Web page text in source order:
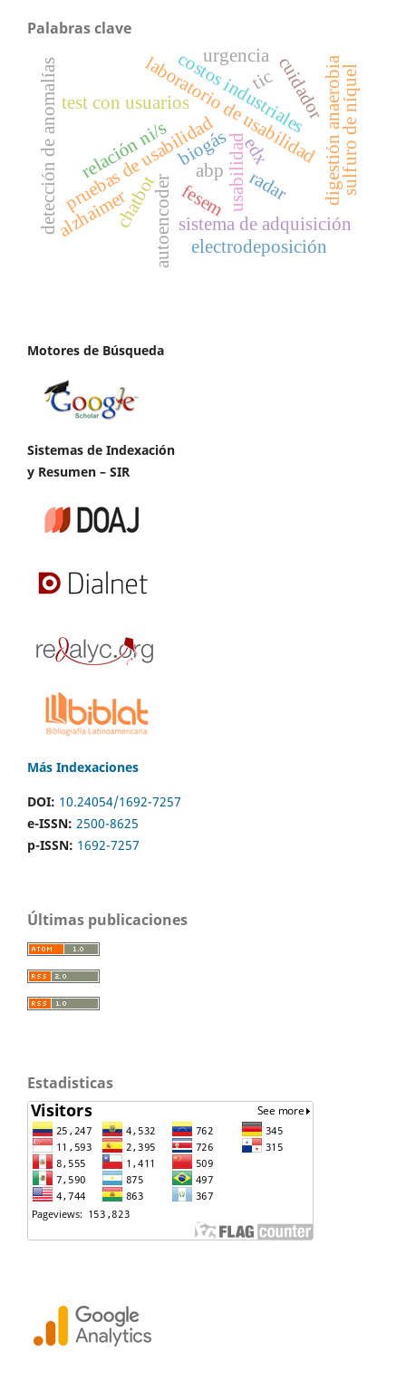
Palabras clave
laboratorio de usabilidad
pruebas de usabilidad
test con usuarios
usabilidad
sistema de adquisición
digestión anaerobia
biogás
detección de anomalías autoencoder
abp
costos industriales
electrodeposición
sulfuro de níquel
fesem
edx
relación ni/s
chatbot
alzhaimer
cuidador
urgencia
tic
radar
Motores de Búsqueda
Sistemas de Indexación
y Resumen – SIR
Más Indexaciones
DOI: 10.24054/1692-7257
e-ISSN: 2500-8625
p-ISSN: 1692-7257
Últimas publicaciones
Estadisticas